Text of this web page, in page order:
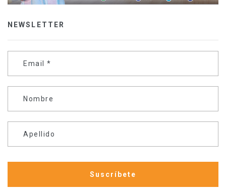
NEWSLETTER
Email *
Nombre
Apellido